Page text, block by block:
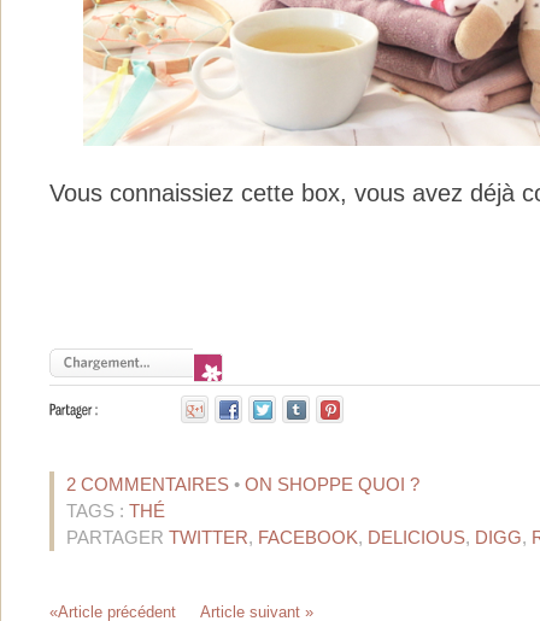
Vous connaissiez cette box, vous avez déjà
2 COMMENTAIRES • ON SHOPPE QUOI ?
TAGS : THÉ
PARTAGER TWITTER, FACEBOOK, DELICIOUS, DIGG,
«Article précédent Article suivant »